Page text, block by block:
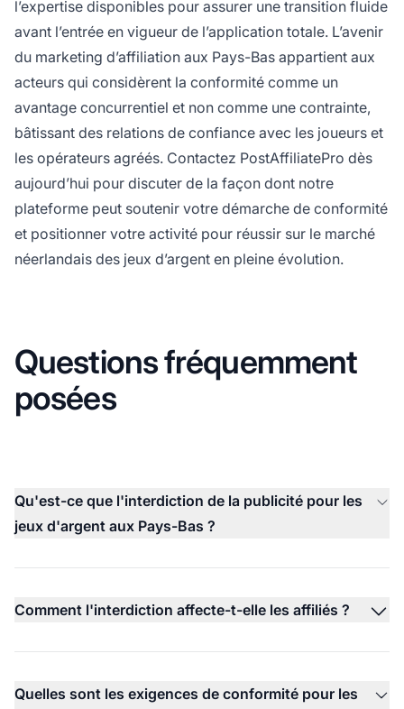
l’expertise disponibles pour assurer une transition fluide
avant l’entrée en vigueur de l’application totale. L’avenir
du marketing d’affiliation aux Pays-Bas appartient aux
acteurs qui considèrent la conformité comme un
avantage concurrentiel et non comme une contrainte,
bâtissant des relations de confiance avec les joueurs et
les opérateurs agréés. Contactez PostAffiliatePro dès
aujourd’hui pour discuter de la façon dont notre
plateforme peut soutenir votre démarche de conformité
et positionner votre activité pour réussir sur le marché
néerlandais des jeux d’argent en pleine évolution.
Questions fréquemment
posées
Qu'est-ce que l'interdiction de la publicité pour les
jeux d'argent aux Pays-Bas ?
Comment l'interdiction affecte-t-elle les affiliés ?
Quelles sont les exigences de conformité pour les